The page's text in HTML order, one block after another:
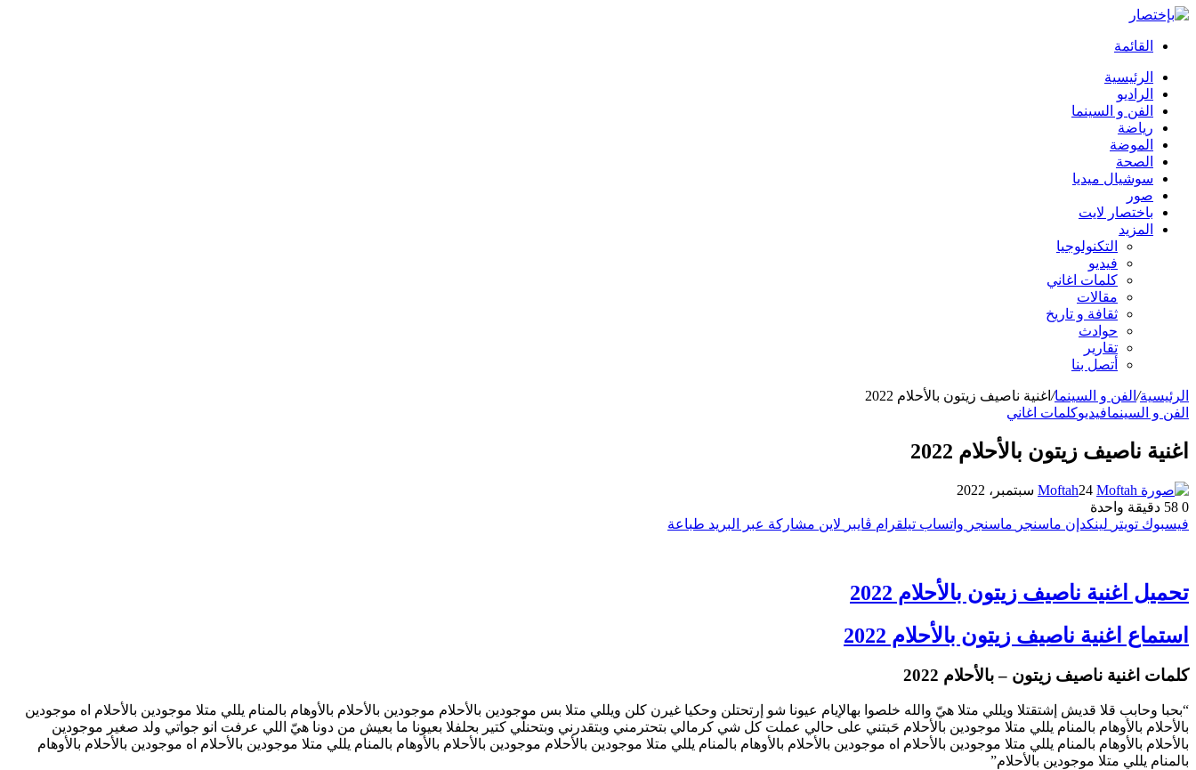
القائمة
الرئيسية
الراديو
الفن و السينما
رياضة
الموضة
الصحة
سوشيال ميديا
صور
باختصار لايت
المزيد
التكنولوجيا
فيديو
كلمات اغاني
مقالات
ثقافة و تاريخ
حوادث
تقارير
أتصل بنا
الرئيسية/ الفن و السينما/ اغنية ناصيف زيتون بالأحلام 2022
الفن و السينمافيديوكلمات اغاني
اغنية ناصيف زيتون بالأحلام 2022
Moftah24 سبتمبر، 2022
0
دقيقة واحدة
فيسبوك تويتر لينكدإن ماسنجر ماسنجر واتساب تيلقرام ڤايبر لاين مشاركة عبر البريد طباعة
تحميل اغنية ناصيف زيتون بالأحلام 2022
استماع اغنية ناصيف زيتون بالأحلام 2022
كلمات اغنية ناصيف زيتون – بالأحلام 2022
“بحبا وحابب قلا قديش إشتقتلا ويللي متلا هيّ والله خلصوا بهالإيام عيونا شو إرتحتلن وحكيا غيرن كلن ويللي متلا بس موجودين بالأحلام موجودين بالأحلام بالأوهام بالمنام يللي متلا موجودين بالأحلام اه موجودين
بالأحلام بالأوهام بالمنام يللي متلا موجودين بالأحلام حَبتني على حالي عملت كل شي كرمالي بتحترمني وبتقدرني وبتحنلّي كتير بحلفلا بعيونا ما بعيش من دونا هيّ اللي عرفت انو جواتي ولد صغير موجودين
بالأحلام بالأوهام بالمنام يللي متلا موجودين بالأحلام اه موجودين بالأحلام بالأوهام بالمنام يللي متلا موجودين بالأحلام موجودين بالأحلام بالأوهام بالمنام يللي متلا موجودين بالأحلام اه موجودين بالأحلام بالأوهام
بالمنام يللي متلا موجودين بالأحلام”